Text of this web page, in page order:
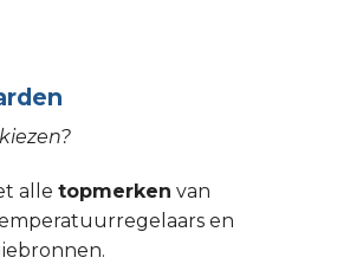
alle topmerken van
en